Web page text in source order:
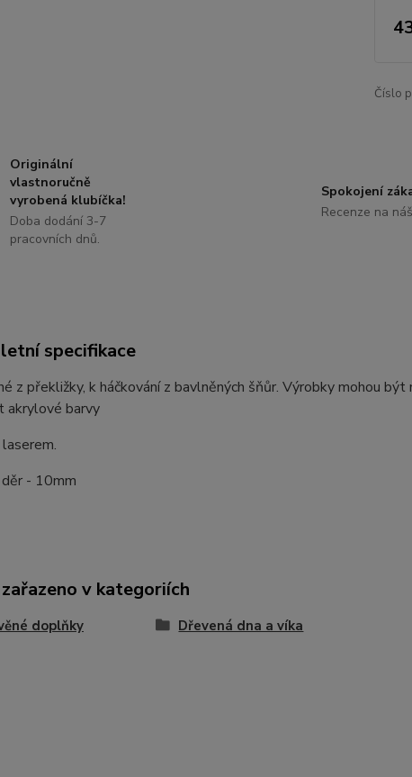
Číslo
Originální
vlastnoručně
vyrobená klubíčka!
Doba dodání 3-7
pracovních dnů.
Spokojení
Recenze na
specifikace
z překližky, k háčkování z bavlněných šňůr. Výrobky mohou
akrylové barvy
- 10mm
v kategoriích
doplňky Dřevená dna a víka